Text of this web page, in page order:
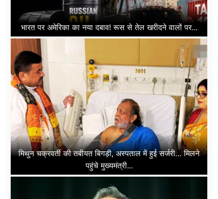
भारत पर अमेरिका का नया दबाव! रूस से तेल खरीदने वालों पर...
मिथुन चक्रवर्ती की तबीयत बिगड़ी, अस्पताल में हुई सर्जरी… मिलने
पहुंचे मुख्यमंत्री...